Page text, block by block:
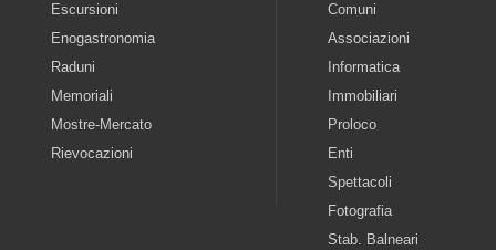
Escursioni
Enogastronomia
Raduni
Memoriali
Mostre-Mercato
Rievocazioni
Comuni
Associazioni
Informatica
Immobiliari
Proloco
Enti
Spettacoli
Fotografia
Stab. Balneari